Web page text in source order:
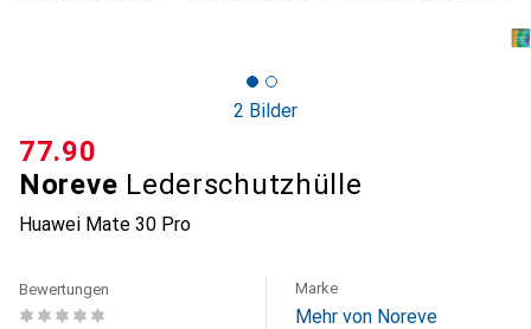
2 Bilder
Noreve Lederschutzhülle
Huawei Mate 30 Pro
CHF
77.90
Bewertungen Marke
Mehr von Noreve